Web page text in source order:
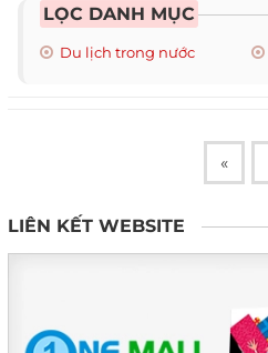
LỌC DANH MỤC
Du lịch trong nước
«
LIÊN KẾT WEBSITE